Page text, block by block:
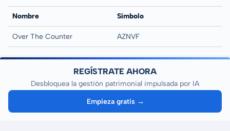
Nombre Símbolo
Over The Counter AZNVF
REGÍSTRATE AHORA
Desbloquea la gestión patrimonial impulsada por IA
Empieza gratis →